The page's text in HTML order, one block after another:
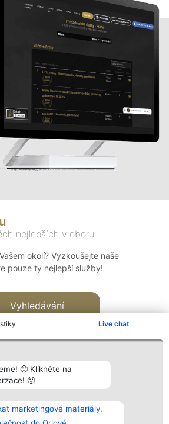
Live chat
🙂 Klikněte na
🙂
marketingové materiály.
nejlepších v oboru
okolí? Vyzkoušejte naše
pouze ty nejlepší služby!
Vyhledávání
Vítězové
Seznam všech
laureátů
Kontakt